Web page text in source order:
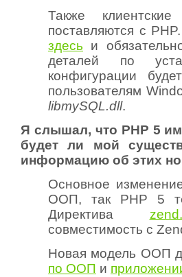
Также
поставляются с
здесь и
деталей по
конфигурации
пользователям
libmySQL.dll.
Я слышал, что PHP 5
будет ли мой
информацию об этих
Основное
ООП, так PHP 5
Директива
совместимость с
Новая модель ООП
по ООП и